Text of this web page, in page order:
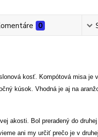
0
kosť. Kompótová misa je
kúsok. Vhodná je aj na
akosti. Bol preradený do
ani my určiť prečo je v